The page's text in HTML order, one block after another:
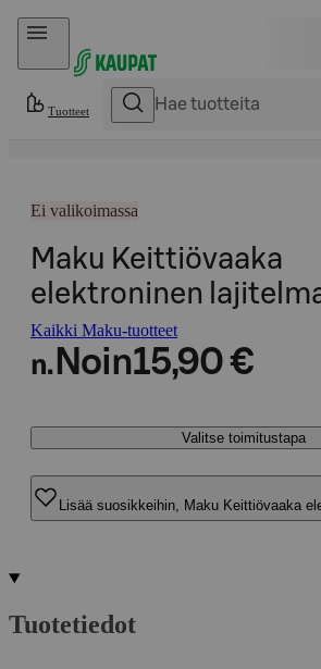
Hyppää sisältöön
Tuotteet
Ei valikoimassa
Maku Keittiövaaka
elektroninen
Kaikki Maku-tuotteet
n. Noin15,90 €
Valitse toimitustapa
Lisää suosikkeihin, Maku Keittiövaaka
Tuotetiedot